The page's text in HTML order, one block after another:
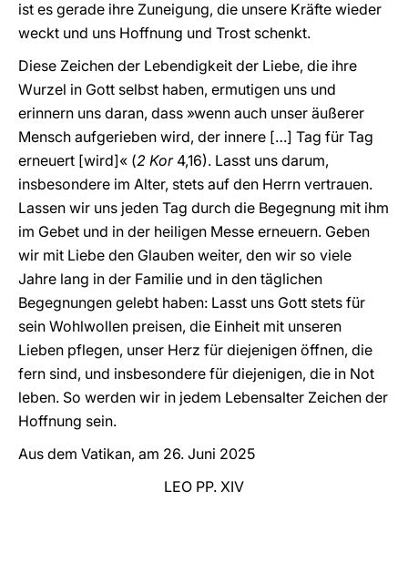
ist es gerade ihre Zuneigung, die unsere Kräfte wieder
weckt und uns Hoffnung und Trost schenkt.
Diese Zeichen der Lebendigkeit der Liebe, die ihre
Wurzel in Gott selbst haben, ermutigen uns und
erinnern uns daran, dass »wenn auch unser äußerer
Mensch aufgerieben wird, der innere […] Tag für Tag
erneuert [wird]« (2 Kor4,16). Lasst uns darum,
insbesondere im Alter, stets auf den Herrn vertrauen.
Lassen wir uns jeden Tag durch die Begegnung mit ihm
im Gebet und in der heiligen Messe erneuern. Geben
wir mit Liebe den Glauben weiter, den wir so viele
Jahre lang in der Familie und in den täglichen
Begegnungen gelebt haben: Lasst uns Gott stets für
sein Wohlwollen preisen, die Einheit mit unseren
Lieben pflegen, unser Herz für diejenigen öffnen, die
fern sind, und insbesondere für diejenigen, die in Not
leben. So werden wir in jedem Lebensalter Zeichen der
Hoffnung sein.
Aus dem Vatikan, am 26. Juni 2025
LEO PP. XIV